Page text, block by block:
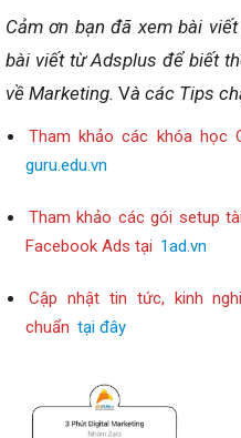
Cảm ơn bạn đã xem bài viết
bài viết từ Adsplus để biết
về Marketing. Và các Tips
Tham khảo các khóa học
guru.edu.vn
Tham khảo các gói setup
Facebook Ads tại 1ad.vn
Cập nhật tin tức, kinh
chuẩn tại đây